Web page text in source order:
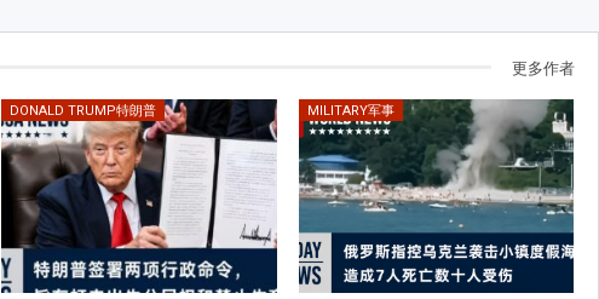
更多作者
DONALD TRUMP特朗普 MILITARY军事